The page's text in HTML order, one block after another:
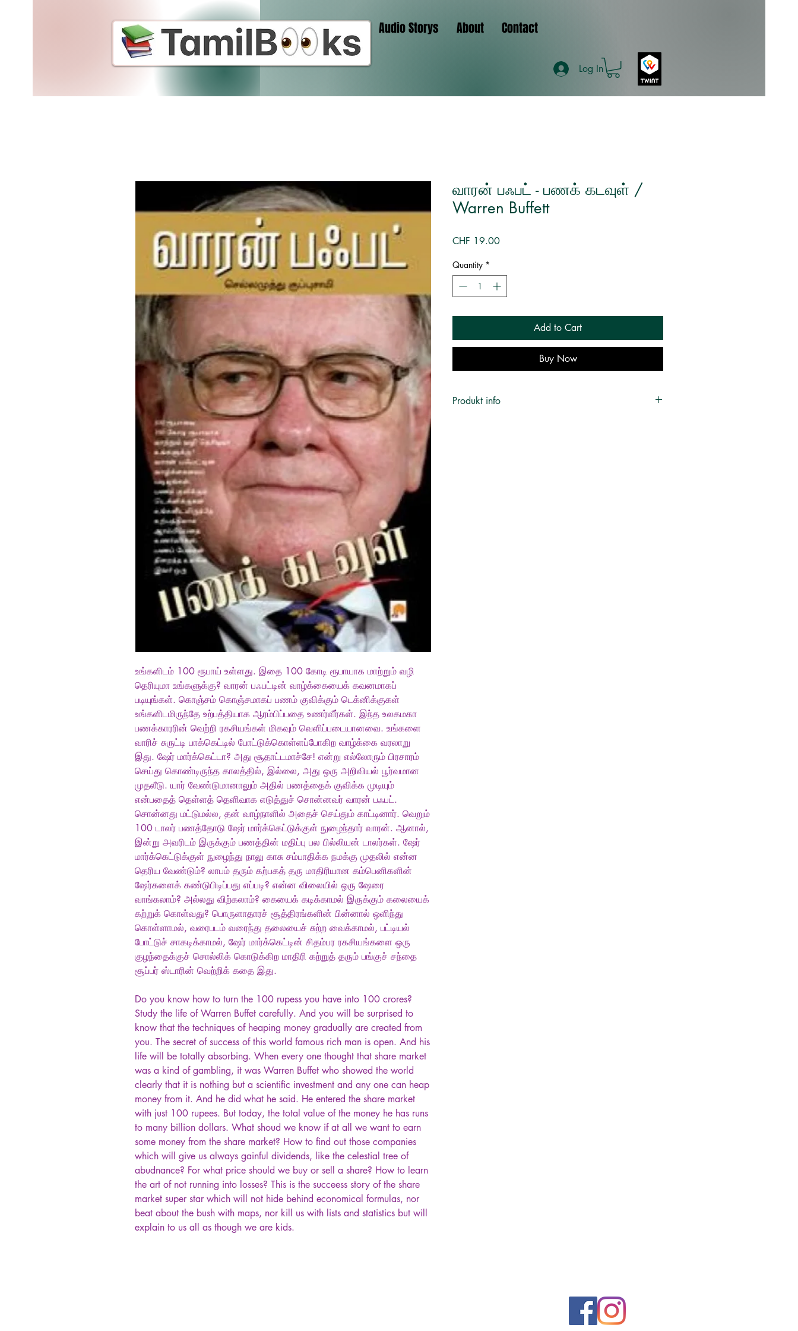
Audio Storys About Contact
Log In
உங்களிடம் 100 ரூபாய் உள்ளது. இதை 100 கோடி ரூபாயாக மாற்றும் வழி
தெரியுமா உங்களுக்கு? வாரன் பஃபட்டின் வாழ்க்கையைக் கவனமாகப்
படியுங்கள். கொஞ்சம் கொஞ்சமாகப் பணம் குவிக்கும் டெக்னிக்குகள்
உங்களிடமிருந்தே உற்பத்தியாக ஆரம்பிப்பதை உணர்வீர்கள். இந்த உலகமகா
பணக்காரரின் வெற்றி ரகசியங்கள் மிகவும் வெளிப்படையானவை. உங்களை
வாரிச் சுருட்டி பாக்கெட்டில் போட்டுக்கொள்ளப்போகிற வாழ்க்கை வரலாறு
இது. ஷேர் மார்க்கெட்டா? அது சூதாட்டமாச்சே! என்று எல்லோரும் பிரசாரம்
செய்து கொண்டிருந்த காலத்தில், இல்லை, அது ஒரு அறிவியல் பூர்வமான
முதலீடு. யார் வேண்டுமானாலும் அதில் பணத்தைக் குவிக்க முடியும்
என்பதைத் தெள்ளத் தெளிவாக எடுத்துச் சொன்னவர் வாரன் பஃபட்.
சொன்னது மட்டுமல்ல, தன் வாழ்நாளில் அதைச் செய்தும் காட்டினார். வெறும்
100 டாலர் பணத்தோடு ஷேர் மார்க்கெட்டுக்குள் நுழைந்தார் வாரன். ஆனால்,
இன்று அவரிடம் இருக்கும் பணத்தின் மதிப்பு பல பில்லியன் டாலர்கள். ஷேர்
மார்க்கெட்டுக்குள் நுழைந்து நாலு காசு சம்பாதிக்க நமக்கு முதலில் என்ன
தெரிய வேண்டும்? லாபம் தரும் கற்பகத் தரு மாதிரியான கம்பெனிகளின்
ஷேர்களைக் கண்டுபிடிப்பது எப்படி? என்ன விலையில் ஒரு ஷேரை
வாங்கலாம்? அல்லது விற்கலாம்? கையைக் கடிக்காமல் இருக்கும் கலையைக்
கற்றுக் கொள்வது? பொருளாதாரச் சூத்திரங்களின் பின்னால் ஒளிந்து
கொள்ளாமல், வரைபடம் வரைந்து தலையைச் சுற்ற வைக்காமல், பட்டியல்
போட்டுச் சாகடிக்காமல், ஷேர் மார்க்கெட்டின் சிதம்பர ரகசியங்களை ஒரு
குழந்தைக்குச் சொல்லிக் கொடுக்கிற மாதிரி கற்றுத் தரும் பங்குச் சந்தை
சூப்பர் ஸ்டாரின் வெற்றிக் கதை இது.
Do you know how to turn the 100 rupess you have into 100 crores?
Study the life of Warren Buffet carefully. And you will be surprised to
know that the techniques of heaping money gradually are created from
you. The secret of success of this world famous rich man is open. And his
life will be totally absorbing. When every one thought that share market
was a kind of gambling, it was Warren Buffet who showed the world
clearly that it is nothing but a scientific investment and any one can heap
money from it. And he did what he said. He entered the share market
with just 100 rupees. But today, the total value of the money he has runs
to many billion dollars. What shoud we know if at all we want to earn
some money from the share market? How to find out those companies
which will give us always gainful dividends, like the celestial tree of
abudnance? For what price should we buy or sell a share? How to learn
the art of not running into losses? This is the succeess story of the share
market super star which will not hide behind economical formulas, nor
beat about the bush with maps, nor kill us with lists and statistics but will
explain to us all as though we are kids.
வாரன் பஃபட் - பணக் கடவுள் /
Warren Buffett
CHF 19.00Price
Quantity *
Add to Cart
Buy Now
Produkt info